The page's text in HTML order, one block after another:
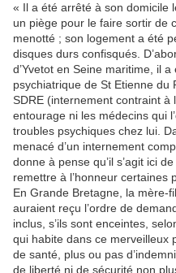
« Il a été arrêté à son domicile
un piège pour le faire sortir de
menotté ; son logement a été
disques durs confisqués.
d’Yvetot en Seine maritime, il
psychiatrique de St Etienne du
SDRE (internement contraint à
entourage ni les médecins qui
troubles psychiques chez lui.
menacé d’un internement
donne à pense qu’il s’agit ici
remettre à l’honneur certaines
En Grande Bretagne, la mère-
auraient reçu l’ordre de
inclus, s’ils sont enceintes,
qui habite dans ce merveilleux
de santé, plus ou pas
de liberté ni de sécurité non